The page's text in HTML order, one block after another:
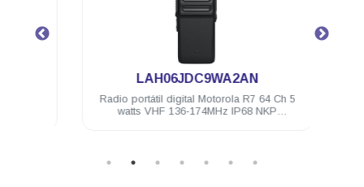
LAH06JDC9WA2AN
Radio portátil digital Motorola R7 64 Ch 5
watts VHF 136-174MHz IP68 NKP